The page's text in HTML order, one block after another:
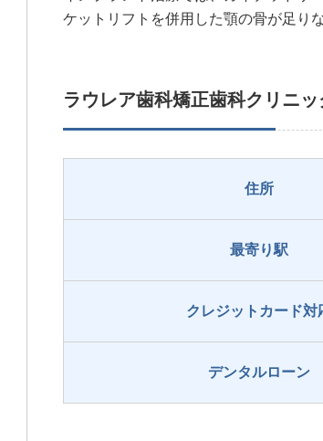
ケットリフトを併用した顎の骨が足り
ラウレア歯科矯正歯科クリニ
住所
最寄り駅
クレジットカード対
デンタルローン